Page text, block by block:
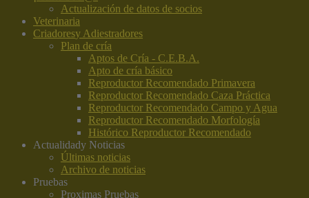
Actualización de datos de socios
Veterinaria
Criadoresy Adiestradores
Plan de cría
Aptos de Cría - C.E.B.A.
Apto de cría básico
Reproductor Recomendado Primavera
Reproductor Recomendado Caza Práctica
Reproductor Recomendado Campo y Agua
Reproductor Recomendado Morfología
Histórico Reproductor Recomendado
Actualidady Noticias
Últimas noticias
Archivo de noticias
Pruebas
Proximas Pruebas